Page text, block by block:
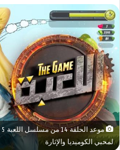
لمحبي الكوميديا والإثارة